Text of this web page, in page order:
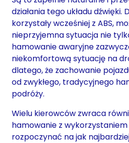
działania tego układu dźwięki.
korzystały wcześniej z ABS,
nieprzyjemna sytuacja nie
hamowanie awaryjne
niekomfortową sytuację na
dlatego, że zachowanie
od zwykłego, tradycyjnego
podróży.
Wielu kierowców zwraca
hamowanie z wykorzystaniem
rozpoczynać na jak